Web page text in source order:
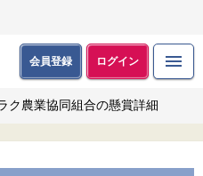
会員登録 ログイン
ク農業協同組合の懸賞詳細